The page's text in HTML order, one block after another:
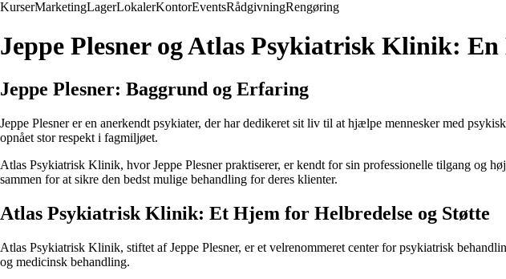
KurserMarketingLagerLokalerKontorEventsRådgivningRengøring
Jeppe Plesner og Atlas Psykiatrisk Klinik: En
Jeppe Plesner: Baggrund og Erfaring
Jeppe Plesner er en anerkendt psykiater, der har dedikeret sit liv til at hjælpe mennesker med
opnået stor respekt i fagmiljøet.
Atlas Psykiatrisk Klinik, hvor Jeppe Plesner praktiserer, er kendt for sin professionelle tilgang og
sammen for at sikre den bedst mulige behandling for deres klienter.
Atlas Psykiatrisk Klinik: Et Hjem for Helbredelse og Støtte
Atlas Psykiatrisk Klinik, stiftet af Jeppe Plesner, er et velrenommeret center for psykiatrisk
og medicinsk behandling.